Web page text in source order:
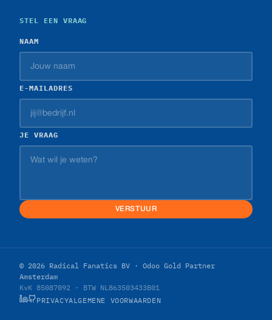
STEL EEN VRAAG
NAAM
E-MAILADRES
JE VRAAG
VERSTUUR
© 2026 Radical Fanatics BV · Odoo Gold Partner
Amsterdam
KvK 85087092 · BTW NL863503433B01
PRIVACYALGEMENE VOORWAARDEN